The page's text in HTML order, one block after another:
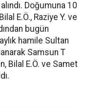
Doğumuna 10
E.Ö., Raziye Y. ve
bugün
hamile Sultan
Samsun T
Bilal E.Ö. ve Samet